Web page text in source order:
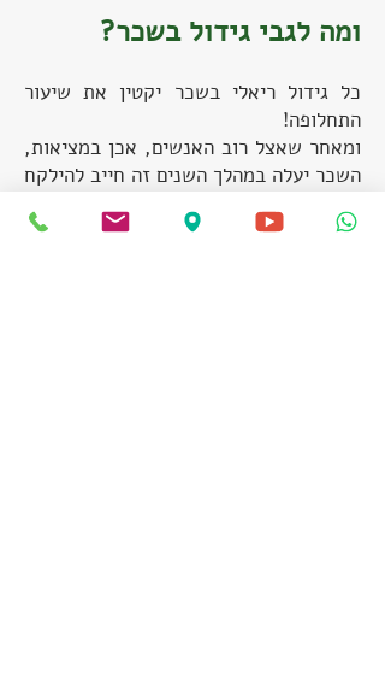
ומה לגבי גידול בשכר?
כל גידול ריאלי בשכר יקטין את שיעור
התחלופה!
ומאחר שאצל רוב האנשים, אכן במציאות,
השכר יעלה במהלך השנים זה חייב להילקח